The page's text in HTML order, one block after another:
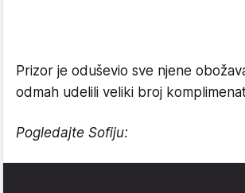
Prizor je oduševio sve njene
odmah udelili veliki broj
Pogledajte Sofiju: